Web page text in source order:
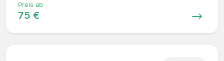
Preis ab
75 €